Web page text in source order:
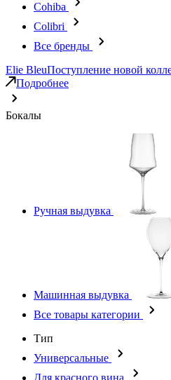
Cohiba
Colibri
Все бренды
Elie BleuПоступление новой
Подробнее
Бокалы
Ручная выдувка
Машинная выдувка
Все товары категории
Тип
Универсальные
Для красного вина